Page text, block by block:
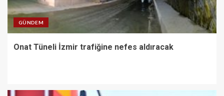
GÜNDEM
Onat Tüneli İzmir trafiğine nefes aldıracak